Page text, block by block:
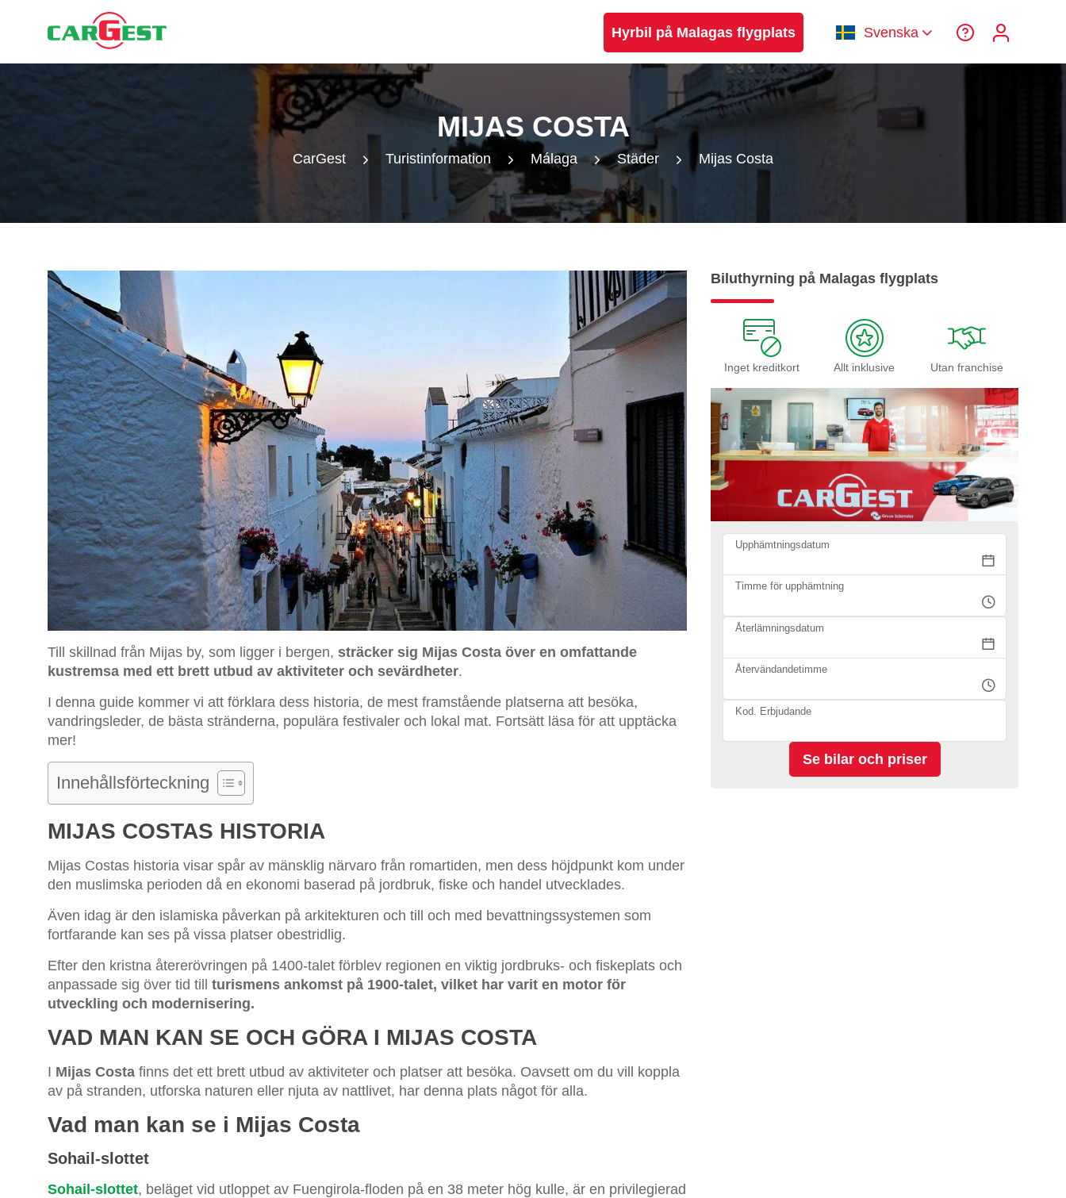
Hyrbil på Malagas flygplats Svenska
MIJAS COSTA
CarGest Turistinformation Málaga Städer Mijas Costa
Till skillnad från Mijas by, som ligger i bergen, sträcker sig Mijas Costa över en omfattande
kustremsa med ett brett utbud av aktiviteter och sevärdheter.
I denna guide kommer vi att förklara dess historia, de mest framstående platserna att besöka,
vandringsleder, de bästa stränderna, populära festivaler och lokal mat. Fortsätt läsa för att upptäcka
mer!
Innehållsförteckning
MIJAS COSTAS HISTORIA
Mijas Costas historia visar spår av mänsklig närvaro från romartiden, men dess höjdpunkt kom under
den muslimska perioden då en ekonomi baserad på jordbruk, fiske och handel utvecklades.
Även idag är den islamiska påverkan på arkitekturen och till och med bevattningssystemen som
fortfarande kan ses på vissa platser obestridlig.
Efter den kristna återerövringen på 1400-talet förblev regionen en viktig jordbruks- och fiskeplats och
anpassade sig över tid till turismens ankomst på 1900-talet, vilket har varit en motor för
utveckling och modernisering.
VAD MAN KAN SE OCH GÖRA I MIJAS COSTA
I Mijas Costa finns det ett brett utbud av aktiviteter och platser att besöka. Oavsett om du vill koppla
av på stranden, utforska naturen eller njuta av nattlivet, har denna plats något för alla.
Vad man kan se i Mijas Costa
Sohail-slottet
Sohail-slottet, beläget vid utloppet av Fuengirola-floden på en 38 meter hög kulle, är en privilegierad
Biluthyrning på Malagas flygplats
Inget kreditkort Allt inklusive Utan franchise
Upphämtningsdatum
Timme för upphämtning
Återlämningsdatum
Återvändandetimme
Kod. Erbjudande